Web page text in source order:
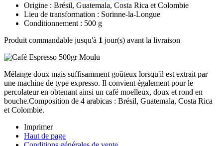
Origine : Brésil, Guatemala, Costa Rica et Colombie
Lieu de transformation : Sorinne-la-Longue
Conditionnement : 500 g
Produit commandable jusqu'à 1 jour(s) avant la livraison
Mélange doux mais suffisamment goûteux lorsqu'il est extrait par
une machine de type expresso. Il convient également pour le
percolateur en obtenant ainsi un café moelleux, doux et rond en
bouche.Composition de 4 arabicas : Brésil, Guatemala, Costa Rica
et Colombie.
Imprimer
Haut de page